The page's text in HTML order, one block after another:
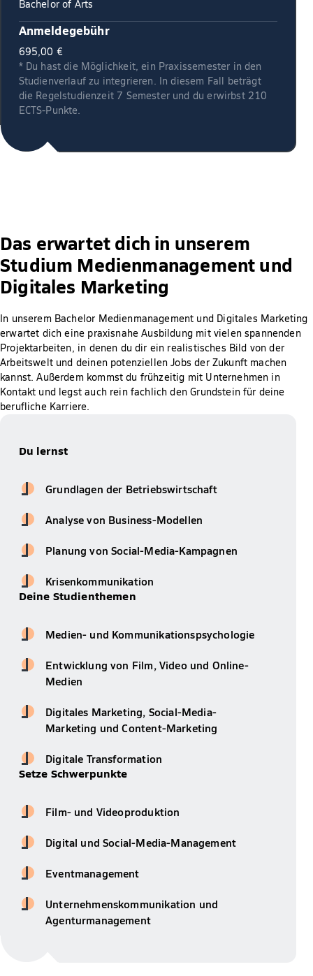
Bachelor of Arts
Anmeldegebühr
695,00 €
* Du hast die Möglichkeit, ein Praxissemester in den
Studienverlauf zu integrieren. In diesem Fall beträgt
die Regelstudienzeit 7 Semester und du erwirbst 210
ECTS-Punkte.
Das erwartet dich in unserem
Studium Medienmanagement und
Digitales Marketing
In unserem Bachelor Medienmanagement und Digitales Marketing
erwartet dich eine praxisnahe Ausbildung mit vielen spannenden
Projektarbeiten, in denen du dir ein realistisches Bild von der
Arbeitswelt und deinen potenziellen Jobs der Zukunft machen
kannst. Außerdem kommst du frühzeitig mit Unternehmen in
Kontakt und legst auch rein fachlich den Grundstein für deine
berufliche Karriere.
Du lernst
Grundlagen der Betriebswirtschaft
Analyse von Business-Modellen
Planung von Social-Media-Kampagnen
Krisenkommunikation
Deine Studienthemen
Medien- und Kommunikationspsychologie
Entwicklung von Film, Video und Online-
Medien
Digitales Marketing, Social-Media-
Marketing und Content-Marketing
Digitale Transformation
Setze Schwerpunkte
Film- und Videoproduktion
Digital und Social-Media-Management
Eventmanagement
Unternehmenskommunikation und
Agenturmanagement